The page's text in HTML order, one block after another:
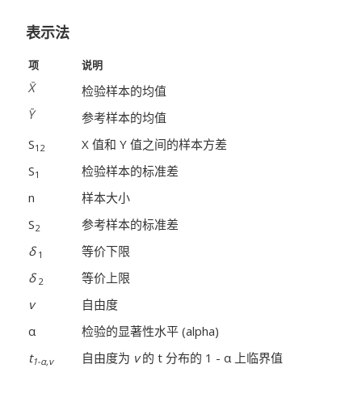
表示法
项 说明
检验样本的均值
参考样本的均值
S12
X 值和 Y 值之间的样本方差
S1
检验样本的标准差
n
样本大小
S2
参考样本的标准差
δ 1
等价下限
δ 2
等价上限
v
自由度
α
检验的显著性水平 (alpha)
t1-α,v 自由度为 v的 t 分布的 1 - α 上临界值